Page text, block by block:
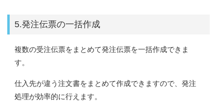
5.発注伝票の一括作成
複数の受注伝票をまとめて発注伝票を一括作成できま
す。
仕入先が違う注文書をまとめて作成できますので、発注
処理が効率的に行えます。